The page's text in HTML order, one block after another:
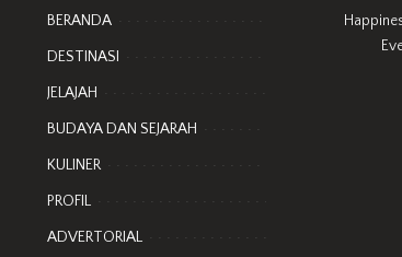
BERANDA
DESTINASI
JELAJAH
BUDAYA DAN SEJARAH
KULINER
PROFIL
ADVERTORIAL